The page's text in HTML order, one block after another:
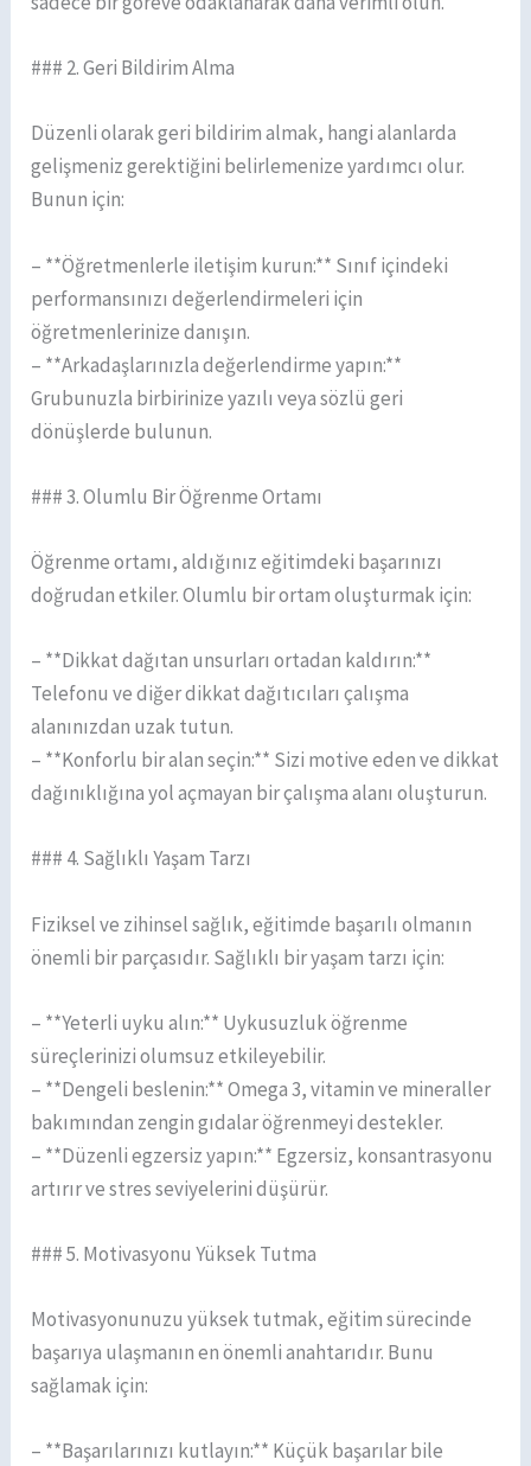
### 2. Geri Bildirim Alma
Düzenli olarak geri bildirim almak, hangi alanlarda
gelişmeniz gerektiğini belirlemenize yardımcı olur.
Bunun için:
– **Öğretmenlerle iletişim kurun:** Sınıf içindeki
performansınızı değerlendirmeleri için
öğretmenlerinize danışın.
– **Arkadaşlarınızla değerlendirme yapın:**
Grubunuzla birbirinize yazılı veya sözlü geri
dönüşlerde bulunun.
### 3. Olumlu Bir Öğrenme Ortamı
Öğrenme ortamı, aldığınız eğitimdeki başarınızı
doğrudan etkiler. Olumlu bir ortam oluşturmak için:
– **Dikkat dağıtan unsurları ortadan kaldırın:**
Telefonu ve diğer dikkat dağıtıcıları çalışma
alanınızdan uzak tutun.
– **Konforlu bir alan seçin:** Sizi motive eden ve dikkat
dağınıklığına yol açmayan bir çalışma alanı oluşturun.
### 4. Sağlıklı Yaşam Tarzı
Fiziksel ve zihinsel sağlık, eğitimde başarılı olmanın
önemli bir parçasıdır. Sağlıklı bir yaşam tarzı için:
– **Yeterli uyku alın:** Uykusuzluk öğrenme
süreçlerinizi olumsuz etkileyebilir.
– **Dengeli beslenin:** Omega 3, vitamin ve mineraller
bakımından zengin gıdalar öğrenmeyi destekler.
– **Düzenli egzersiz yapın:** Egzersiz, konsantrasyonu
artırır ve stres seviyelerini düşürür.
### 5. Motivasyonu Yüksek Tutma
Motivasyonunuzu yüksek tutmak, eğitim sürecinde
başarıya ulaşmanın en önemli anahtarıdır. Bunu
sağlamak için:
– **Başarılarınızı kutlayın:** Küçük başarılar bile